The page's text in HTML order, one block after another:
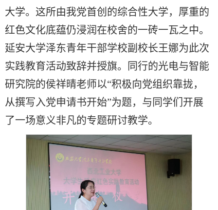
大学。这所由我党首创的综合性大学，厚重的
红色文化底蕴仍浸润在校舍的一砖一瓦之中。
延安大学泽东青年干部学校副校长王娜为此次
实践教育活动致辞并授旗。同行的光电与智能
研究院的侯祥晴老师以“积极向党组织靠拢，
从撰写入党申请书开始”为题，与同学们开展
了一场意义非凡的专题研讨教学。